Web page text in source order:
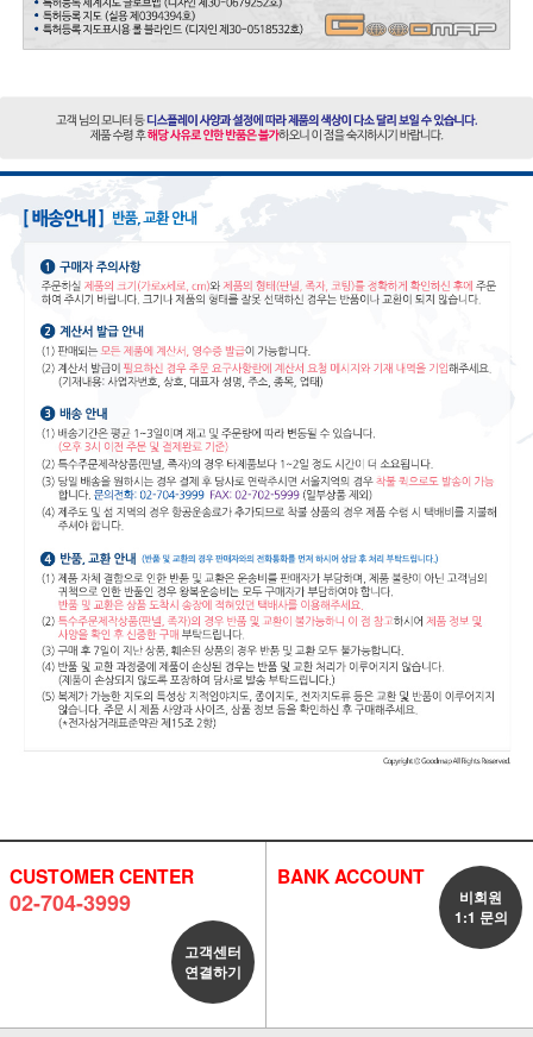
CUSTOMER CENTER
02-704-3999
고객센터
연결하기
BANK ACCOUNT
비회원
1:1 문의